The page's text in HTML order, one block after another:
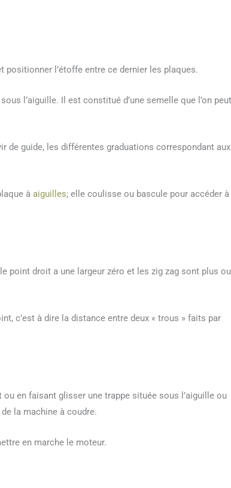
positionner l’étoffe entre ce dernier les plaques.
l’aiguille. Il est constitué d’une semelle que l’on peut
de guide, les différentes graduations correspondant aux
à aiguilles; elle coulisse ou bascule pour accéder
point droit a une largeur zéro et les zig zag sont plus ou
c’est à dire la distance entre deux « trous » faits par
en faisant glisser une trappe située sous l’aiguille ou
la machine à coudre.
en marche le moteur.